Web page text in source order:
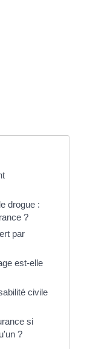
drogue :
?
par
est-elle
civile
si
?